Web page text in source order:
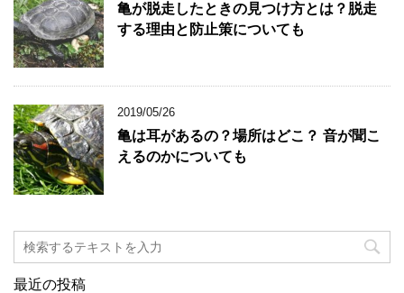
亀が脱走したときの見つけ方とは？脱走
する理由と防止策についても
2019/05/26
亀は耳があるの？場所はどこ？ 音が聞こ
えるのかについても
最近の投稿